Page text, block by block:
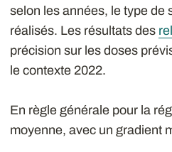
selon les années, le type de
réalisés. Les résultats des
précision sur les doses
le contexte 2022.
En règle générale pour la
moyenne, avec un gradient